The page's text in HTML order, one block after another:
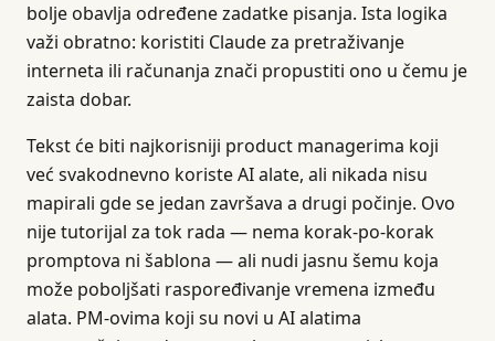
bolje obavlja određene zadatke pisanja. Ista logika
važi obratno: koristiti Claude za pretraživanje
interneta ili računanja znači propustiti ono u čemu je
zaista dobar.
Tekst će biti najkorisniji product managerima koji
već svakodnevno koriste AI alate, ali nikada nisu
mapirali gde se jedan završava a drugi počinje. Ovo
nije tutorijal za tok rada — nema korak-po-korak
promptova ni šablona — ali nudi jasnu šemu koja
može poboljšati raspoređivanje vremena između
alata. PM-ovima koji su novi u AI alatima